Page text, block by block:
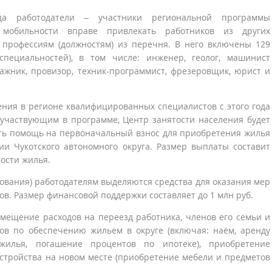
работодатели – участники региональной программы
вправе привлекать работников из других
профессиям (должностям) из перечня. В него включены 129
в том числе: инженер, геолог, машинист
провизор, техник-программист, фрезеровщик, юрист и
в регионе квалифицированных специалистов с этого года
в программе, Центр занятости населения будет
помощь на первоначальный взнос для приобретения жилья
Чукотского автономного округа. Размер выплаты составит
жилья.
работодателям выделяются средства для оказания мер
Размер финансовой поддержки составляет до 1 млн руб.
расходов на переезд работника, членов его семьи и
по обеспечению жильем в округе (включая: наём, аренду
погашение процентов по ипотеке), приобретение
на новом месте (приобретение мебели и предметов